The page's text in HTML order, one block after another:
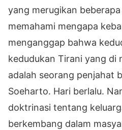
yang merugikan
memahami mengapa
menganggap bahwa
kedudukan Tirani yang di
adalah seorang penjahat
Soeharto. Hari berlalu.
doktrinasi tentang
berkembang dalam